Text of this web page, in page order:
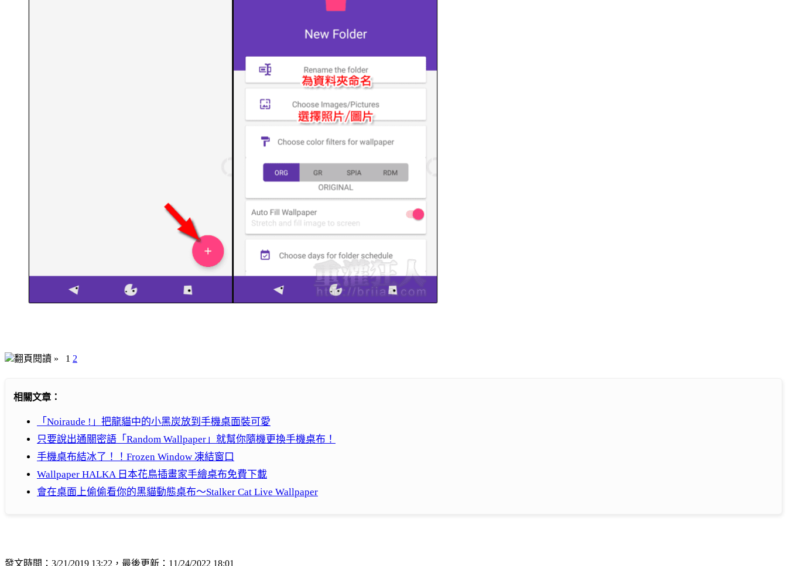
翻頁閱讀 » 1 2
相關文章：
「Noiraude !」把龍貓中的小黑炭放到手機桌面裝可愛
只要說出通關密語「Random Wallpaper」就幫你隨機更換手機桌布！
手機桌布結冰了！！Frozen Window 凍結窗口
Wallpaper HALKA 日本花鳥插畫家手繪桌布免費下載
會在桌面上偷偷看你的黑貓動態桌布～Stalker Cat Live Wallpaper
發文時間：3/21/2019 13:22，最後更新：11/24/2022 18:01